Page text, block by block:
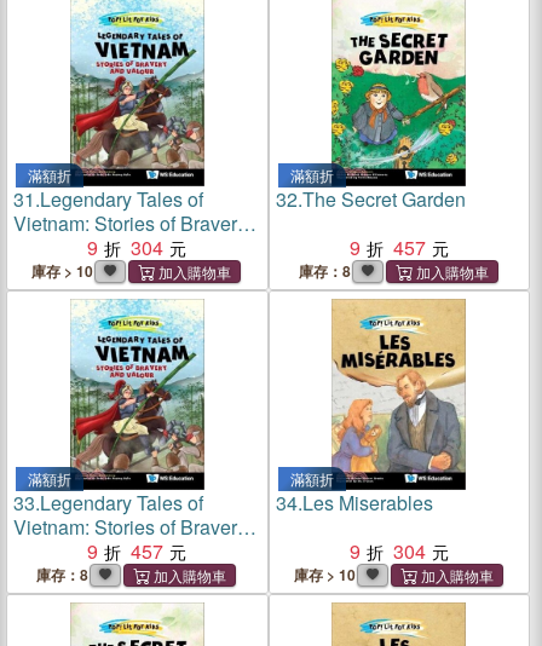
滿額折
31.Legendary Tales of
Vietnam: Stories of Bravery
and Valour
9 304
庫存 > 10
滿額折
32.The Secret Garden
9
457
庫存：8
滿額折
33.Legendary Tales of
Vietnam: Stories of Bravery
and Valour
9 457
庫存：8
滿額折
34.Les Miserables
9
304
庫存 > 10